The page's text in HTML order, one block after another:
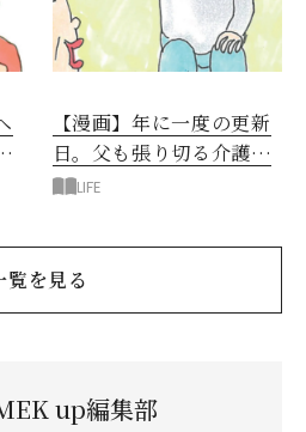
【漫画】年に一度の更新
日。父も張り切る介護認
定調査はジョークと涙で
LIFE
覧を見る
up編集部